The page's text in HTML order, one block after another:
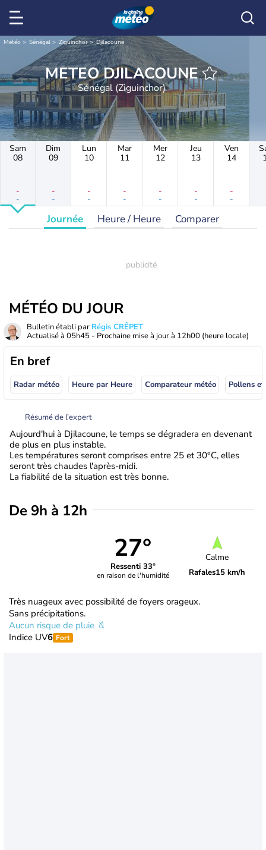
Météo Sénégal Ziguinchor Djilacoune
METEO DJILACOUNE
Sénégal (Ziguinchor)
Sam
08
-
-
Dim
09
-
-
Lun
10
-
-
Mar
11
-
-
Mer
12
-
-
Jeu
13
-
-
Ven
14
-
-
Journée Heure / Heure Comparer
MÉTÉO DU JOUR
Bulletin établi par Régis CRÊPET
Actualisé à 05h45 - Prochaine mise à jour à 12h00 (heure locale)
En bref
Radar météo Heure par Heure Comparateur météo Pollens
Résumé de l’expert
Aujourd'hui à Djilacoune, le temps se dégradera en devenant
de plus en plus instable.
Les températures seront comprises entre 25 et 30°C, elles
seront très chaudes l'après-midi.
La fiabilité de la situation est très bonne.
De 9h à 12h
27°
Ressenti 33°
en raison de l'humidité
Calme
Rafales15 km/h
Très nuageux avec possibilité de foyers orageux.
Sans précipitations.
Aucun risque de pluie
Indice UV6 Fort